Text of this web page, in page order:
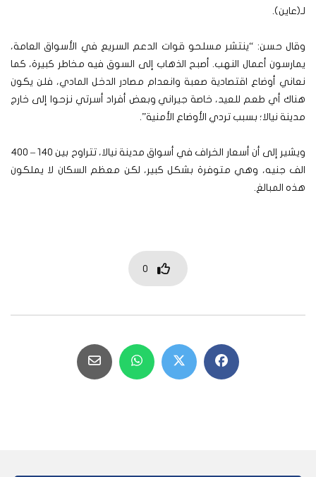
لـ(عاين).
وقال حسن: “ينتشر مسلحو قوات الدعم السريع في الأسواق العامة،
يمارسون أعمال النهب. أصبح الذهاب إلى السوق فيه مخاطر كبيرة، كما
نعاني أوضاع اقتصادية صعبة وانعدام مصادر الدخل المادي، فلن يكون
هناك أي طعم للعيد، خاصة جيراني وبعض أفراد أسرتي نزحوا إلى خارج
مدينة نيالا؛ بسبب تردي الأوضاع الأمنية”.
ويشير إلى أن أسعار الخراف في أسواق مدينة نيالا، تتراوح بين 140 – 400
الف جنيه، وهي متوفرة بشكل كبير، لكن معظم السكان لا يملكون
هذه المبالغ.
0